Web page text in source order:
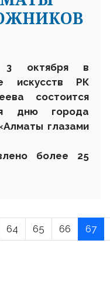
октября в
искусств РК
состоится
дню города
глазами
более 25
64 65 66 67